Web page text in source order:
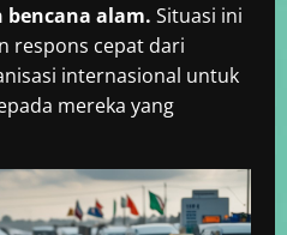
alam. Situasi ini
respons cepat dari
internasional untuk
mereka yang